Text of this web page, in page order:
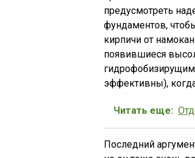
предусмотреть
фундаментов,
кирпичи от
появившиеся
гидрофобизирущим
эффективны),
Читать еще:
Последний